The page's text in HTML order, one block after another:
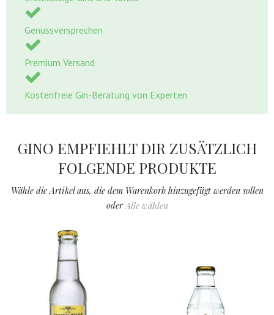
Genussversprechen
Premium Versand
Kostenfreie Gin-Beratung von Experten
GINO EMPFIEHLT DIR ZUSÄTZLICH
FOLGENDE PRODUKTE
Wähle die Artikel aus, die dem Warenkorb hinzugefügt werden sollen
oderAlle wählen